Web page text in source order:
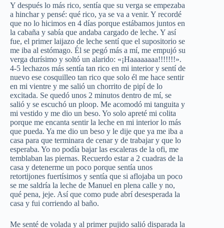
Y después lo más rico, sentía que su verga se empezaba
a hinchar y pensé: qué rico, ya se va a venir. Y recordé
que no lo hicimos en 4 días porque estábamos juntos en
la cabaña y sabía que andaba cargado de leche. Y así
fue, el primer laijazo de leche sentí que el supositorio se
me iba al estómago. Él se pegó más a mí, me empujó su
verga durísimo y soltó un alarido: «¡Haaaaaaaa!!!!!!!».
4-5 lechazos más sentía tan rico en mi interior y sentí de
nuevo ese cosquilleo tan rico que solo él me hace sentir
en mi vientre y me salió un chorrito de pipí de lo
excitada. Se quedó unos 2 minutos dentro de mí, se
salió y se escuchó un ploop. Me acomodó mi tanguita y
mi vestido y me dio un beso. Yo solo apreté mi colita
porque me encanta sentir la leche en mi interior lo más
que pueda. Ya me dio un beso y le dije que ya me iba a
casa para que terminara de cenar y de trabajar y que lo
esperaba. Yo no podía bajar las escaleras de la ofi, me
temblaban las piernas. Recuerdo estar a 2 cuadras de la
casa y detenerme un poco porque sentía unos
retortijones fuertísimos y sentía que si aflojaba un poco
se me saldría la leche de Manuel en plena calle y no,
qué pena, jeje. Así que como pude abrí desesperada la
casa y fui corriendo al baño.
Me senté de volada y al primer pujido salió disparada la